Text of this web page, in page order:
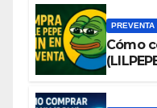
PREVENTA
Cómo